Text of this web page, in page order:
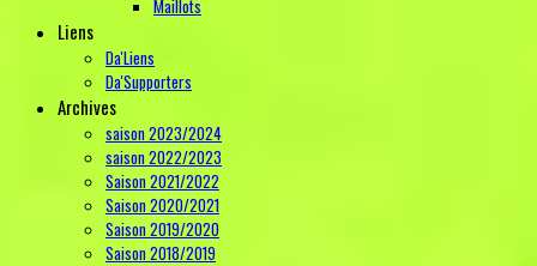
Maillots
Liens
Da'Liens
Da'Supporters
Archives
saison 2023/2024
saison 2022/2023
Saison 2021/2022
Saison 2020/2021
Saison 2019/2020
Saison 2018/2019